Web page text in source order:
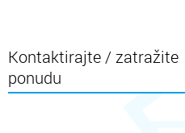
Kontaktirajte / zatražite
ponudu